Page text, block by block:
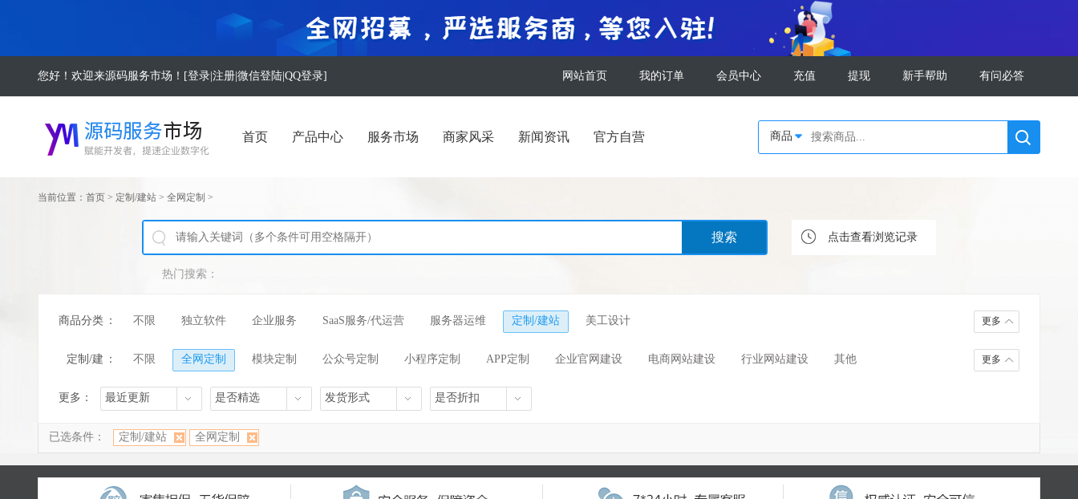
您好！欢迎来源码服务市场！[登录 注册 微信登陆 QQ登录] 网站首页 我的订单 会员中心 充值 提现 新手帮助 有问必答
首页 产品中心 服务市场 商家风采 新闻资讯 官方自营 商品
当前位置： 首页 > 定制/建站 > 全网定制 >
点击查看浏览记录
热门搜索：
商品分类 ： 不限 独立软件 企业服务 SaaS服务/代运营 服务器运维 定制/建站 美工设计 更多
定制/建 ： 不限 全网定制 模块定制 公众号定制 小程序定制 APP定制 企业官网建设 电商网站建设 行业网站建设 其他 更多
更多： 最近更新 是否精选 发货形式 是否折扣
已选条件： 定制/建站 全网定制